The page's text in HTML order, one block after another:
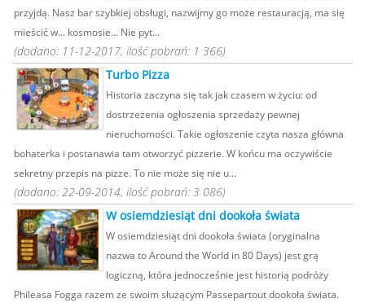
przyjdą. Nasz bar szybkiej obsługi, nazwijmy go może restauracją, ma się
mieścić w... kosmosie... Nie pyt...
(dodano: 11-12-2017, ilość pobrań: 1 366)
Turbo Pizza
Historia zaczyna się tak jak czasem w życiu: od
dostrzeżenia ogłoszenia sprzedaży pewnej
nieruchomości. Takie ogłoszenie czyta nasza główna
bohaterka i postanawia tam otworzyć pizzerie. W końcu ma oczywiście
sekretny przepis na pizze. To nie może się nie u...
(dodano: 22-09-2014, ilość pobrań: 3 086)
W osiemdziesiąt dni dookoła świata
W osiemdziesiąt dni dookoła świata (oryginalna
nazwa to Around the World in 80 Days) jest grą
logiczną, która jednocześnie jest historią podróży
Phileasa Fogga razem ze swoim służącym Passepartout dookoła świata.